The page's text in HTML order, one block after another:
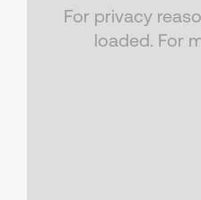
For privacy
loaded. For